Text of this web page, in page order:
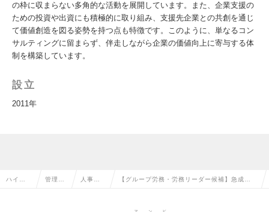
の枠に収まらない多角的な活動を展開しています。また、企業支援の
ための投資や出資にも積極的に取り組み、支援先企業との共創を通じ
て価値創造を図る姿勢を持つ点も特徴です。このように、単なるコン
サルティングに留まらず、伴走しながら企業の価値向上に寄与する体
制を構築しています。
設立
2011年
ハイク 管理部 人事 【グループ労務・労務リーダー候補】急成長